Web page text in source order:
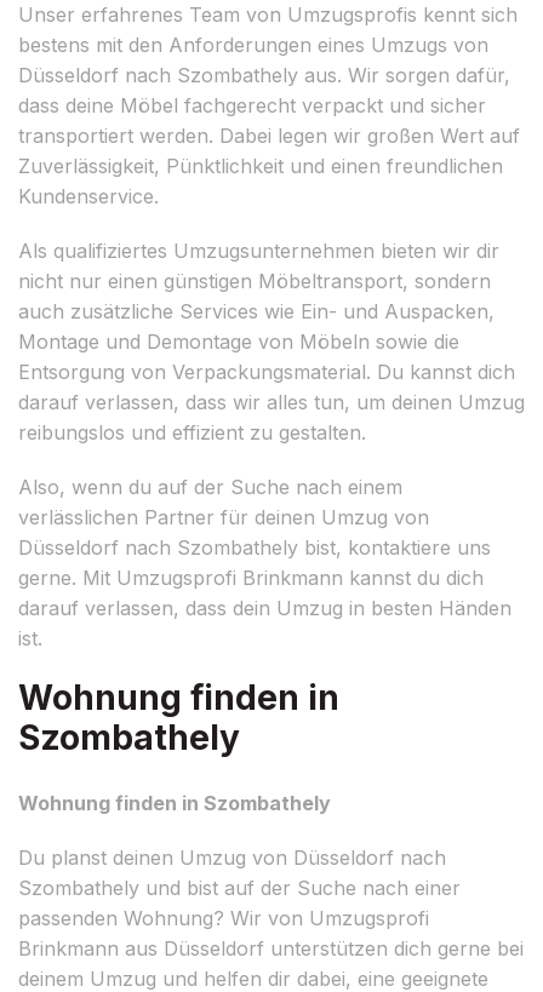
Unser erfahrenes Team von Umzugsprofis kennt sich
bestens mit den Anforderungen eines Umzugs von
Düsseldorf nach Szombathely aus. Wir sorgen dafür,
dass deine Möbel fachgerecht verpackt und sicher
transportiert werden. Dabei legen wir großen Wert auf
Zuverlässigkeit, Pünktlichkeit und einen freundlichen
Kundenservice.
Als qualifiziertes Umzugsunternehmen bieten wir dir
nicht nur einen günstigen Möbeltransport, sondern
auch zusätzliche Services wie Ein- und Auspacken,
Montage und Demontage von Möbeln sowie die
Entsorgung von Verpackungsmaterial. Du kannst dich
darauf verlassen, dass wir alles tun, um deinen Umzug
reibungslos und effizient zu gestalten.
Also, wenn du auf der Suche nach einem
verlässlichen Partner für deinen Umzug von
Düsseldorf nach Szombathely bist, kontaktiere uns
gerne. Mit Umzugsprofi Brinkmann kannst du dich
darauf verlassen, dass dein Umzug in besten Händen
ist.
Wohnung finden in
Szombathely
Wohnung finden in Szombathely
Du planst deinen Umzug von Düsseldorf nach
Szombathely und bist auf der Suche nach einer
passenden Wohnung? Wir von Umzugsprofi
Brinkmann aus Düsseldorf unterstützen dich gerne bei
deinem Umzug und helfen dir dabei, eine geeignete